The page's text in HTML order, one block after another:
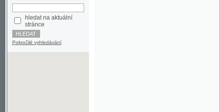
stránce
Pokročilé vyhledávání